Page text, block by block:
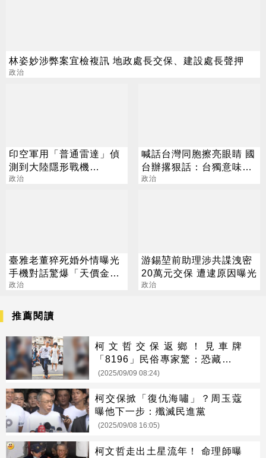
林姿妙涉弊案宜檢複訊 地政處長交保、建設處長聲押
政治
印空軍用「普通雷達」偵
測到大陸隱形戰機
殲-20？軍事專家回應了
政治
喊話台灣同胞擦亮眼睛 國
台辦撂狠話：台獨意味災
難降臨
政治
臺雅老董猝死婚外情曝光
手機對話驚爆「天價金援
小三」
政治
游錫堃前助理涉共諜洩密
20萬元交保 遭逮原因曝光
政治
推薦閱讀
柯文哲交保返鄉！見車牌
「8196」民俗專家驚：恐藏極大
變數
(2025/09/09 08:24)
柯交保掀「復仇海嘯」？周玉蔻
曝他下一步：殲滅民進黨
(2025/09/08 16:05)
柯文哲走出土星流年！ 命理師曝